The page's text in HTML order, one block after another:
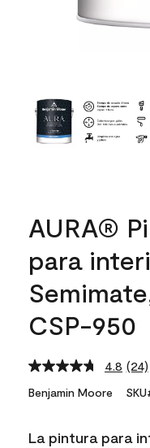
AURA®
para
CSP-950
4.8 Read
24
link.
(24)
Benjamin Moore
La pintura para